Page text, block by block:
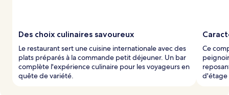
Des choix culinaires savoureux
Le restaurant sert une cuisine internationale avec des
plats préparés à la commande petit déjeuner. Un bar
complète l'expérience culinaire pour les voyageurs en
quête de variété.
Ce
d'étage